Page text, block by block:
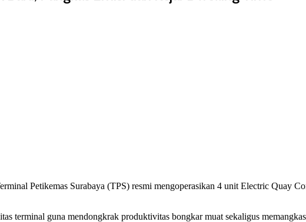
Petikemas Surabaya (TPS) resmi mengoperasikan 4 unit Electric Quay
terminal guna mendongkrak produktivitas bongkar muat sekaligus